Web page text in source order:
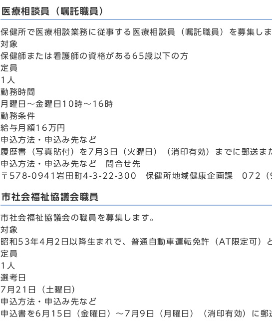
医療相談員（嘱託職員）
保健所で医療相談業務に従事する医療相談員（嘱託職員）を募集し
対象
保健師または看護師の資格がある65歳以下の方
定員
1人
勤務時間
月曜日～金曜日10時～16時
勤務条件
給与月額16万円
申込方法・申込み先など
履歴書（写真貼付）を7月3日（火曜日）（消印有効）までに郵送
申込方法・申込み先など 問合せ先
〒578-0941岩田町4-3-22-300 保健所地域健康企画課 072
市社会福祉協議会職員
市社会福祉協議会の職員を募集します。
対象
昭和53年4月2日以降生まれで、普通自動車運転免許（AT限定可）
定員
1人
選考日
7月21日（土曜日）
申込方法・申込み先など
申込書を6月15日（金曜日）～7月9日（月曜日）（消印有効）に